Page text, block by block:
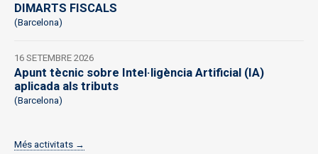
DIMARTS FISCALS
(Barcelona)
16 SETEMBRE 2026
Apunt tècnic sobre Intel·ligència Artificial (IA)
aplicada als tributs
(Barcelona)
Més activitats →